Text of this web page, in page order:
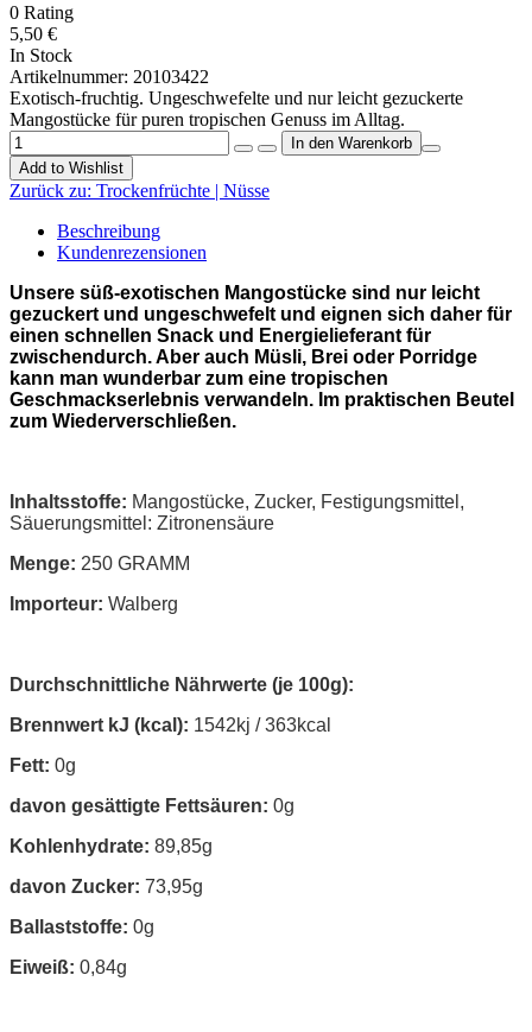
0 Rating
5,50 €
In Stock
Artikelnummer: 20103422
Exotisch-fruchtig. Ungeschwefelte und nur leicht gezuckerte
Mangostücke für puren tropischen Genuss im Alltag.
Add to Wishlist
Zurück zu: Trockenfrüchte | Nüsse
Beschreibung
Kundenrezensionen
Unsere süß-exotischen Mangostücke sind nur leicht
gezuckert und ungeschwefelt und eignen sich daher für
einen schnellen Snack und Energielieferant für
zwischendurch. Aber auch Müsli, Brei oder Porridge
kann man wunderbar zum eine tropischen
Geschmackserlebnis verwandeln. Im praktischen Beutel
zum Wiederverschließen.
Inhaltsstoffe: Mangostücke, Zucker, Festigungsmittel,
Säuerungsmittel: Zitronensäure
Menge: 250 GRAMM
Importeur: Walberg
Durchschnittliche Nährwerte (je 100g):
Brennwert kJ (kcal): 1542kj / 363kcal
Fett: 0g
davon gesättigte Fettsäuren: 0g
Kohlenhydrate: 89,85g
davon Zucker: 73,95g
Ballaststoffe: 0g
Eiweiß: 0,84g